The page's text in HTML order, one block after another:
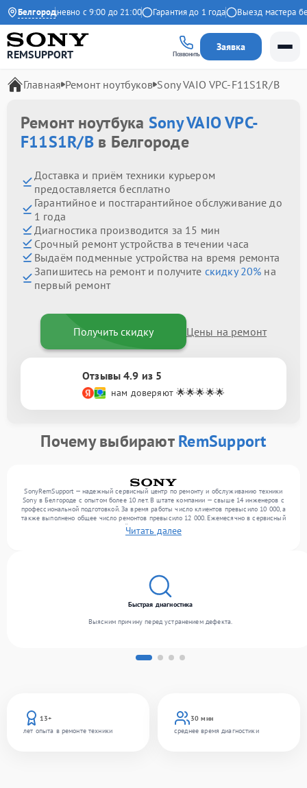
Белгород
Ежедневно с 9:00 до 21:00 Гарантия до 1 года Выезд мастера
REMSUPPORT Позвонить
Заявка
Главная Ремонт ноутбуков Sony VAIO VPC-F11S1R/B
Ремонт ноутбука Sony VAIO VPC-
F11S1R/Bв Белгороде
Доставка и приём техники курьером
предоставляется бесплатно
Гарантийное и постгарантийное обслуживание до
1 года
Диагностика производится за 15 мин
Срочный ремонт устройства в течении часа
Выдаём подменные устройства на время ремонта
Запишитесь на ремонт и получите скидку 20% на
первый ремонт
Получить скидку Цены на ремонт
Отзывы 4.9 из 5
нам доверяют 🌟🌟🌟🌟🌟
Почему выбираютRemSupport
SonyRemSupport — надежный сервисный центр по ремонту и обслуживанию техники
Sony в Белгороде с опытом более 10 лет. В штате компании — свыше 14 инженеров с
профессиональной подготовкой. За время работы число клиентов превысило 10 000, а
также выполнено общее число ремонтов превысило 12 000. Ежемесячно в сервисный
центр поступает более 300 устройств, включая , , оргтехнику. Мы устраняем поломки
любой сложности и гарантируем высокое качество обслуживания благодаря опыту
Читать далее
13+
лет опыта в ремонте техники
30 мин
среднее время диагностики
Быстрая диагностика
Выясним причину перед устранением дефекта.